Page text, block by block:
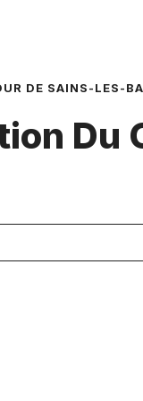
DE SAINS-LES-
Du